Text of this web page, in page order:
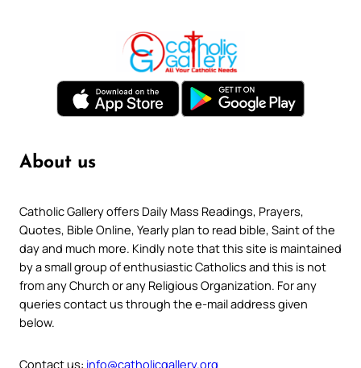
About us
Catholic Gallery offers Daily Mass Readings, Prayers,
Quotes, Bible Online, Yearly plan to read bible, Saint of the
day and much more. Kindly note that this site is maintained
by a small group of enthusiastic Catholics and this is not
from any Church or any Religious Organization. For any
queries contact us through the e-mail address given
below.
Contact us: info@catholicgallery.org